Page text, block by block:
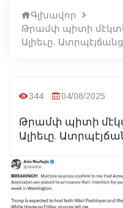
Գլխավոր
Թրամփ պիտի
Ալիեւը.
344 04/08/2025
Թրամփ պիտի
Ալիեւը.